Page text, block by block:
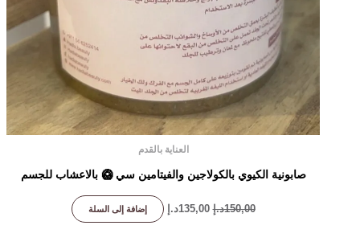
العناية بالقدم
صابونية الكيوي بالكولاجين والفيتامين سي 🥝 بالاعشاب للجسم
150,00د.إ 135,00د.إ إضافة إلى السلة